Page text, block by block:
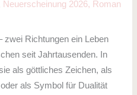
Neuerscheinung 2026, Roman
zwei Richtungen ein Leben
seit Jahrtausenden. In
als göttliches Zeichen, als
als Symbol für Dualität